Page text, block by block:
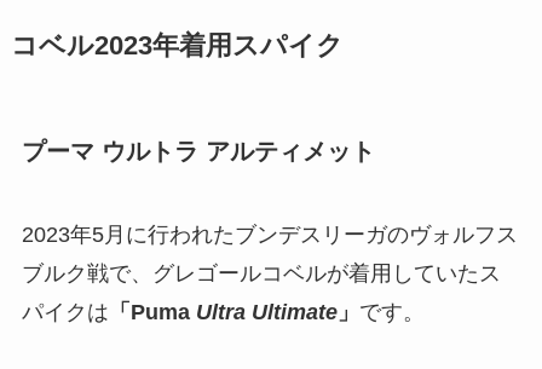
コベル2023年着用スパイク
プーマ ウルトラ アルティメット
2023年5月に行われたブンデスリーガのヴォルフス
ブルク戦で、グレゴールコベルが着用していたス
パイクは 「Puma Ultra Ultimate」 です。